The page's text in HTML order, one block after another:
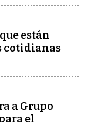
están
cotidianas
a Grupo
el